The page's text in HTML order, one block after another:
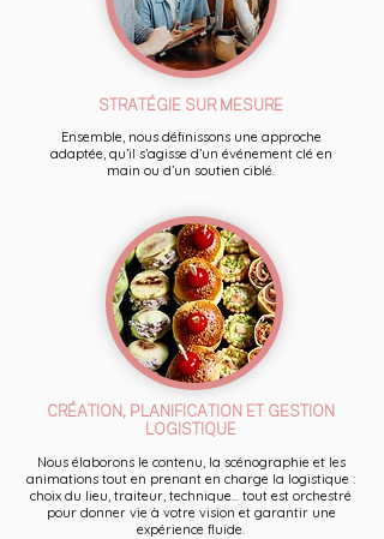
STRATÉGIE SUR MESURE
Ensemble, nous définissons une approche
adaptée, qu’il s’agisse d’un événement clé en
main ou d’un soutien ciblé.
CRÉATION, PLANIFICATION ET GESTION
LOGISTIQUE
Nous élaborons le contenu, la scénographie et les
animations tout en prenant en charge la logistique :
choix du lieu, traiteur, technique... tout est orchestré
pour donner vie à votre vision et garantir une
expérience fluide.